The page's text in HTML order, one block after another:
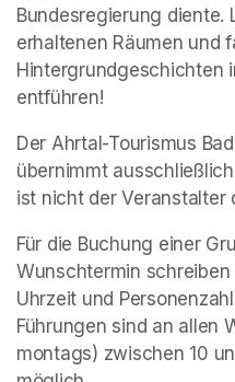
Bundesregierung diente.
erhaltenen Räumen und
Hintergrundgeschichten
entführen!
Der Ahrtal-Tourismus
übernimmt
ist nicht der Veranstalter
Für die Buchung einer
Wunschtermin
Uhrzeit und
Führungen sind an allen
montags) zwischen 10